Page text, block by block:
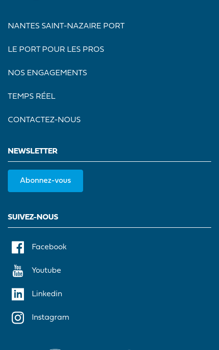
NANTES SAINT-NAZAIRE PORT
LE PORT POUR LES PROS
NOS ENGAGEMENTS
TEMPS RÉEL
CONTACTEZ-NOUS
NEWSLETTER
Abonnez-vous
SUIVEZ-NOUS
Facebook
Youtube
Linkedin
Instagram